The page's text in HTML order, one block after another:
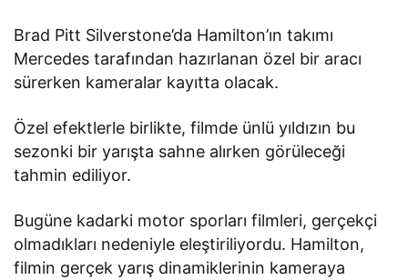
Brad Pitt Silverstone’da Hamilton’ın takımı
Mercedes tarafından hazırlanan özel bir aracı
sürerken kameralar kayıtta olacak.
Özel efektlerle birlikte, filmde ünlü yıldızın bu
sezonki bir yarışta sahne alırken görüleceği
tahmin ediliyor.
Bugüne kadarki motor sporları filmleri, gerçekçi
olmadıkları nedeniyle eleştiriliyordu. Hamilton,
filmin gerçek yarış dinamiklerinin kameraya